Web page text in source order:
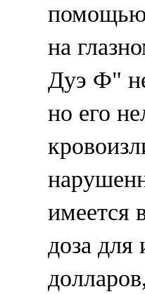
помощью
на
Дуэ Ф"
но его
имеется
доза